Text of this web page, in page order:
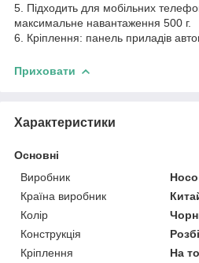
5. Підходить для мобільних
максимальне навантаження 500 г.
6. Кріплення: панель приладів
Приховати
Характеристики
Основні
Виробник
Hoco
Країна виробник
Колір
Конструкція
Кріплення
На